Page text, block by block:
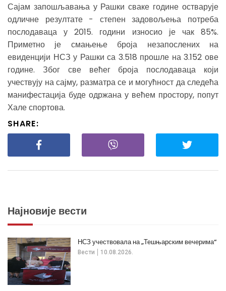
Сајам запошљавања у Рашки сваке године остварује
одличне резултате - степен задовољења потреба
послодаваца у 2015. години износио је чак 85%.
Приметно је смањење броја незапослених на
евиденцији НСЗ у Рашки са 3.518 прошле на 3.152 ове
године. Због све већег броја послодаваца који
учествују на сајму, разматра се и могућност да следећа
манифестација буде одржана у већем простору, попут
Хале спортова.
SHARE:
Најновије вести
Вести 10.08.2026.
НСЗ учествовала на „Тешњарским вечерима“